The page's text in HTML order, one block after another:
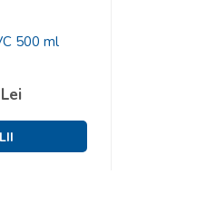
500 ml
Lei